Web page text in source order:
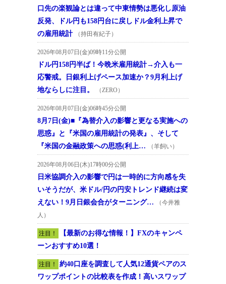
口先の楽観論とは違って中東情勢は悪化し原油
反発、ドル円も158円台に戻しドル金利上昇で
の雇用統計
（持田有紀子）
2026年08月07日(金)09時11分公開
ドル円158円半ば！今晩米雇用統計→介入も一
応警戒。日銀利上げペース加速か？9月利上げ
地ならしに注目。
（ZERO）
2026年08月07日(金)06時45分公開
8月7日(金)■『為替介入の影響と更なる実施への
思惑』と『米国の雇用統計の発表』、そして
『米国の金融政策への思惑(利上…
（羊飼い）
2026年08月06日(木)17時00分公開
日米協調介入の影響で円は一時的に方向感を失
いそうだが、米ドル/円の円安トレンド継続は変
えない！9月日銀会合がターニング…
（今井雅
人）
注目！
【最新のお得な情報！】FXのキャンペ
ーンおすすめ10選！
注目！
約40口座を調査して人気12通貨ペアのス
ワップポイントの比較表を作成！高いスワップ